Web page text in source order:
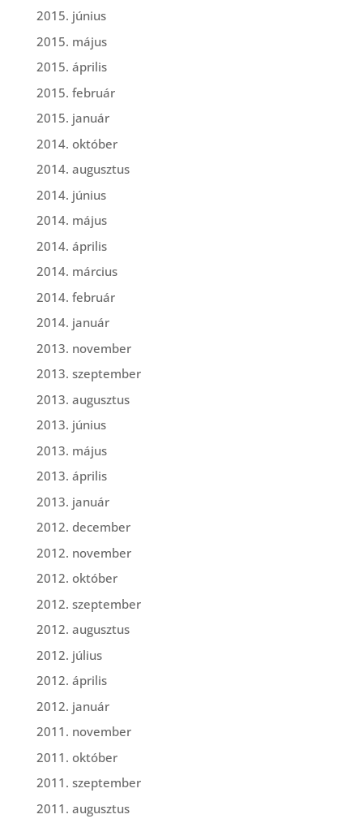
2015. június
2015. május
2015. április
2015. február
2015. január
2014. október
2014. augusztus
2014. június
2014. május
2014. április
2014. március
2014. február
2014. január
2013. november
2013. szeptember
2013. augusztus
2013. június
2013. május
2013. április
2013. január
2012. december
2012. november
2012. október
2012. szeptember
2012. augusztus
2012. július
2012. április
2012. január
2011. november
2011. október
2011. szeptember
2011. augusztus